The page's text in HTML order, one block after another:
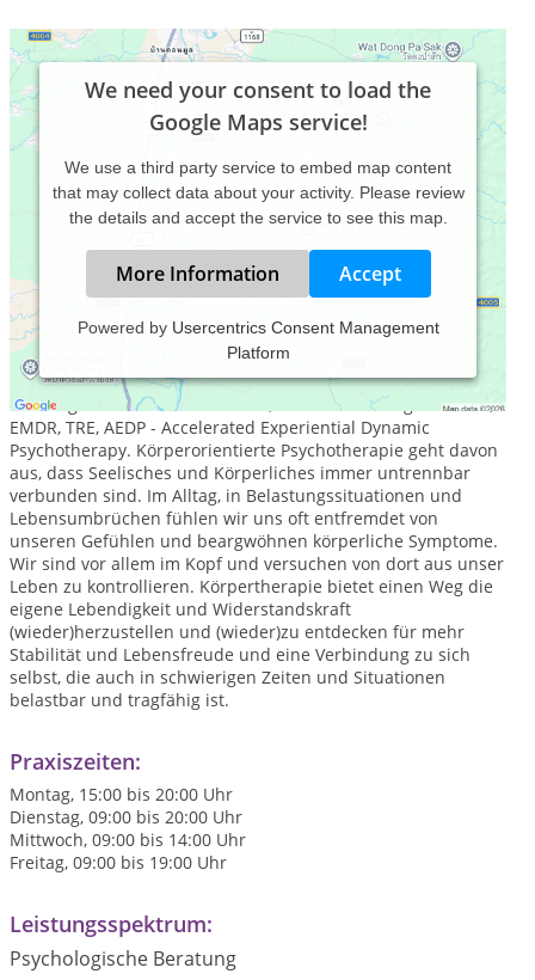
We need your consent to load the
Google Maps service!
We use a third party service to embed map content
that may collect data about your activity. Please review
the details and accept the service to see this map.
More Information Accept
Powered by Usercentrics Consent Management
Platform
Ich bin Heilpraktikerin für Psychotherapie und arbeite mit
körperbasierten, emotionsfokussierten und
bindungsorientierten Methoden, wie der Grinberg Methode,
EMDR, TRE, AEDP - Accelerated Experiential Dynamic
Psychotherapy. Körperorientierte Psychotherapie geht davon
aus, dass Seelisches und Körperliches immer untrennbar
verbunden sind. Im Alltag, in Belastungssituationen und
Lebensumbrüchen fühlen wir uns oft entfremdet von
unseren Gefühlen und beargwöhnen körperliche Symptome.
Wir sind vor allem im Kopf und versuchen von dort aus unser
Leben zu kontrollieren. Körpertherapie bietet einen Weg die
eigene Lebendigkeit und Widerstandskraft
(wieder)herzustellen und (wieder)zu entdecken für mehr
Stabilität und Lebensfreude und eine Verbindung zu sich
selbst, die auch in schwierigen Zeiten und Situationen
belastbar und tragfähig ist.
Praxiszeiten:
Montag, 15:00 bis 20:00 Uhr
Dienstag, 09:00 bis 20:00 Uhr
Mittwoch, 09:00 bis 14:00 Uhr
Freitag, 09:00 bis 19:00 Uhr
Leistungsspektrum:
Psychologische Beratung